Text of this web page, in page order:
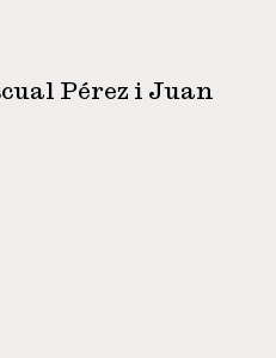
Pérez i Juan